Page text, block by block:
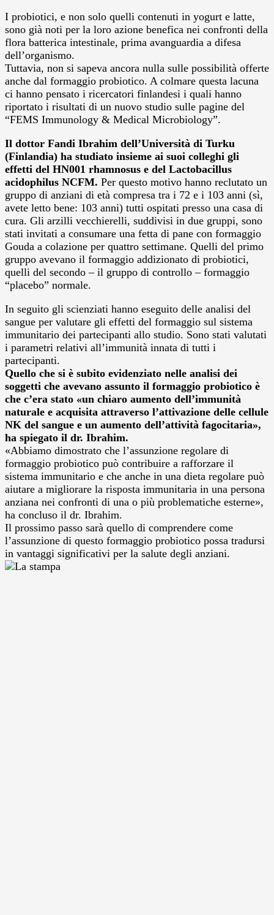
I probiotici, e non solo quelli contenuti in yogurt e latte,
sono già noti per la loro azione benefica nei confronti della
flora batterica intestinale, prima avanguardia a difesa
dell’organismo.
Tuttavia, non si sapeva ancora nulla sulle possibilità offerte
anche dal formaggio probiotico. A colmare questa lacuna
ci hanno pensato i ricercatori finlandesi i quali hanno
riportato i risultati di un nuovo studio sulle pagine del
“FEMS Immunology & Medical Microbiology”.
Il dottor Fandi Ibrahim dell’Università di Turku
(Finlandia) ha studiato insieme ai suoi colleghi gli
effetti del HN001 rhamnosus e del Lactobacillus
acidophilus NCFM. Per questo motivo hanno reclutato un
gruppo di anziani di età compresa tra i 72 e i 103 anni (sì,
avete letto bene: 103 anni) tutti ospitati presso una casa di
cura. Gli arzilli vecchierelli, suddivisi in due gruppi, sono
stati invitati a consumare una fetta di pane con formaggio
Gouda a colazione per quattro settimane. Quelli del primo
gruppo avevano il formaggio addizionato di probiotici,
quelli del secondo – il gruppo di controllo – formaggio
“placebo” normale.
In seguito gli scienziati hanno eseguito delle analisi del
sangue per valutare gli effetti del formaggio sul sistema
immunitario dei partecipanti allo studio. Sono stati valutati
i parametri relativi all’immunità innata di tutti i
partecipanti.
Quello che si è subito evidenziato nelle analisi dei
soggetti che avevano assunto il formaggio probiotico è
che c’era stato «un chiaro aumento dell’immunità
naturale e acquisita attraverso l’attivazione delle cellule
NK del sangue e un aumento dell’attività fagocitaria»,
ha spiegato il dr. Ibrahim.
«Abbiamo dimostrato che l’assunzione regolare di
formaggio probiotico può contribuire a rafforzare il
sistema immunitario e che anche in una dieta regolare può
aiutare a migliorare la risposta immunitaria in una persona
anziana nei confronti di una o più problematiche esterne»,
ha concluso il dr. Ibrahim.
Il prossimo passo sarà quello di comprendere come
l’assunzione di questo formaggio probiotico possa tradursi
in vantaggi significativi per la salute degli anziani.